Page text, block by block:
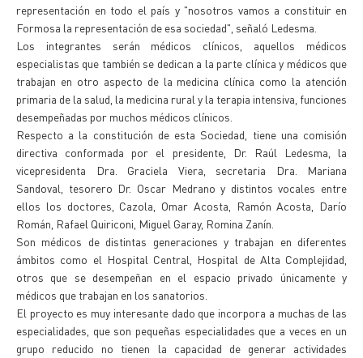
representación en todo el país y "nosotros vamos a constituir en
Formosa la representación de esa sociedad", señaló Ledesma.
Los integrantes serán médicos clínicos, aquellos médicos
especialistas que también se dedican a la parte clínica y médicos que
trabajan en otro aspecto de la medicina clínica como la atención
primaria de la salud, la medicina rural y la terapia intensiva, funciones
desempeñadas por muchos médicos clínicos.
Respecto a la constitución de esta Sociedad, tiene una comisión
directiva conformada por el presidente, Dr. Raúl Ledesma, la
vicepresidenta Dra. Graciela Viera, secretaria Dra. Mariana
Sandoval, tesorero Dr. Oscar Medrano y distintos vocales entre
ellos los doctores, Cazola, Omar Acosta, Ramón Acosta, Darío
Román, Rafael Quiriconi, Miguel Garay, Romina Zanín.
Son médicos de distintas generaciones y trabajan en diferentes
ámbitos como el Hospital Central, Hospital de Alta Complejidad,
otros que se desempeñan en el espacio privado únicamente y
médicos que trabajan en los sanatorios.
El proyecto es muy interesante dado que incorpora a muchas de las
especialidades, que son pequeñas especialidades que a veces en un
grupo reducido no tienen la capacidad de generar actividades